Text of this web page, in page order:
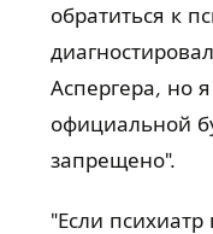
обратиться к
Аспергера, но
официальной
запрещено".
"Если психиатр